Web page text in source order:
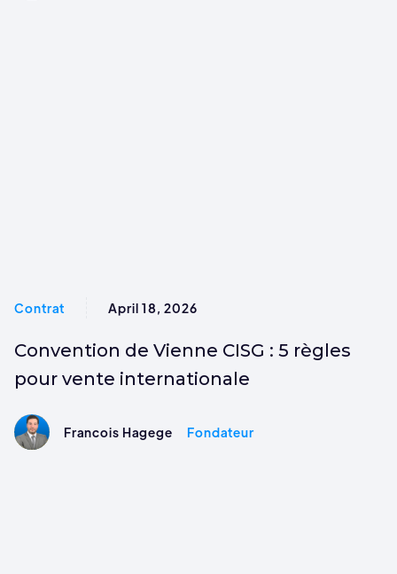
Contrat April 18, 2026
Convention de Vienne CISG : 5 règles
pour vente internationale
Francois Hagege Fondateur